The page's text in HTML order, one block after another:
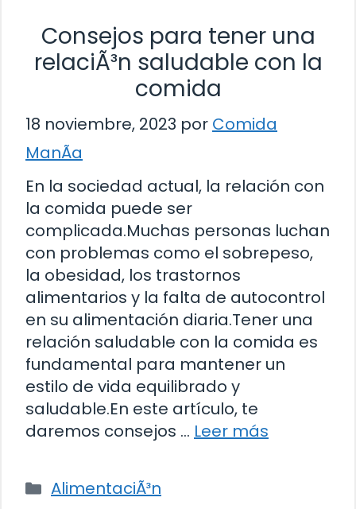
Consejos para tener una
relaciÃ³n saludable con la
comida
18 noviembre, 2023 por Comida
ManÃ­a
En la sociedad actual, la relación con
la comida puede ser
complicada.Muchas personas luchan
con problemas como el sobrepeso,
la obesidad, los trastornos
alimentarios y la falta de autocontrol
en su alimentación diaria.Tener una
relación saludable con la comida es
fundamental para mantener un
estilo de vida equilibrado y
saludable.En este artículo, te
daremos consejos … Leer más
Categorías
AlimentaciÃ³n